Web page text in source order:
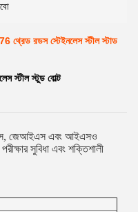
রডস স্টেইনলেস স্টীল স্টাড
স্টীল স্টুড বোল্ট
জেআইএস এবং আইএসও
সুবিধা এবং শক্তিশালী